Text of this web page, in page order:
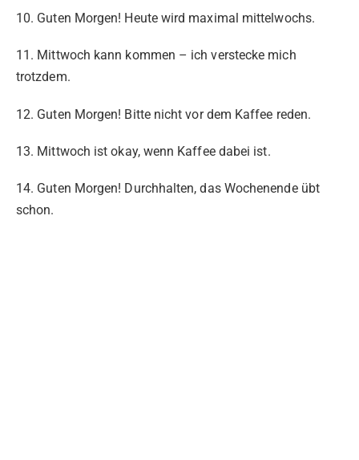
10. Guten Morgen! Heute wird maximal mittelwochs.
11. Mittwoch kann kommen – ich verstecke mich
trotzdem.
12. Guten Morgen! Bitte nicht vor dem Kaffee reden.
13. Mittwoch ist okay, wenn Kaffee dabei ist.
14. Guten Morgen! Durchhalten, das Wochenende übt
schon.